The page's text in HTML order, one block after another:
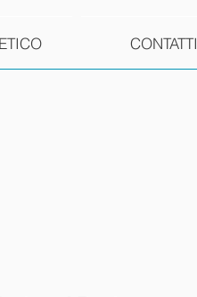
CONTATTI